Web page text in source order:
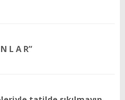
L A R”